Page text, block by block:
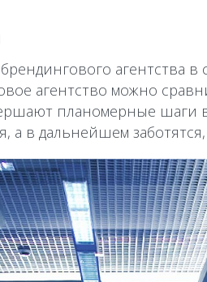
агентства
агентство можно
планомерные шаги
а в дальнейшем